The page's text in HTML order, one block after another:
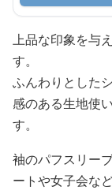
上品な印象を与
す。
ふんわりとした
感のある生地使
す。
袖のパフスリー
ートや女子会な